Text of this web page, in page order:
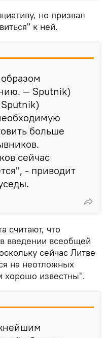
но призвал
к ней.
— Sputnik)
больше
сейчас
- приводит
считают, что
введении всеобщей
сейчас Литве
на неотложных
хорошо известны".